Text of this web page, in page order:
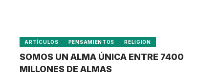
ARTÍCULOS PENSAMIENTOS RELIGION
SOMOS UN ALMA ÚNICA ENTRE 7400
MILLONES DE ALMAS